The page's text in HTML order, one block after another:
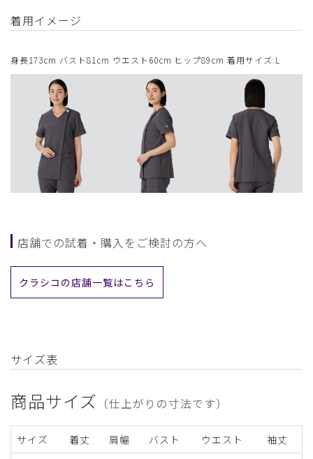
着用イメージ
身長173cm バスト81cm ウエスト60cm ヒップ89cm 着用サイズ:L
店舗での試着・購入をご検討の方へ
クラシコの店舗一覧はこちら
サイズ表
商品サイズ （仕上がりの寸法です）
サイズ 着丈 肩幅 バスト ウエスト
袖丈